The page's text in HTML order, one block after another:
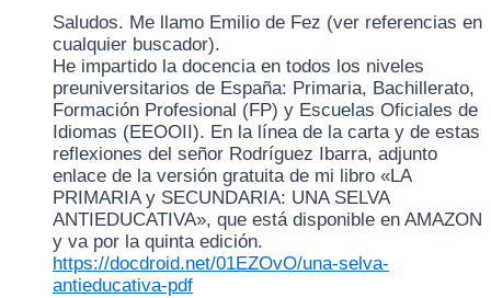
Saludos. Me llamo Emilio de Fez (ver referencias en
cualquier buscador).
He impartido la docencia en todos los niveles
preuniversitarios de España: Primaria, Bachillerato,
Formación Profesional (FP) y Escuelas Oficiales de
Idiomas (EEOOII). En la línea de la carta y de estas
reflexiones del señor Rodríguez Ibarra, adjunto
enlace de la versión gratuita de mi libro «LA
PRIMARIA y SECUNDARIA: UNA SELVA
ANTIEDUCATIVA», que está disponible en AMAZON
y va por la quinta edición.
https://docdroid.net/01EZOvO/una-selva-
antieducativa-pdf